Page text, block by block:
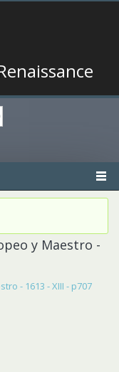
y Maestro -
- 1613 - XIII - p707